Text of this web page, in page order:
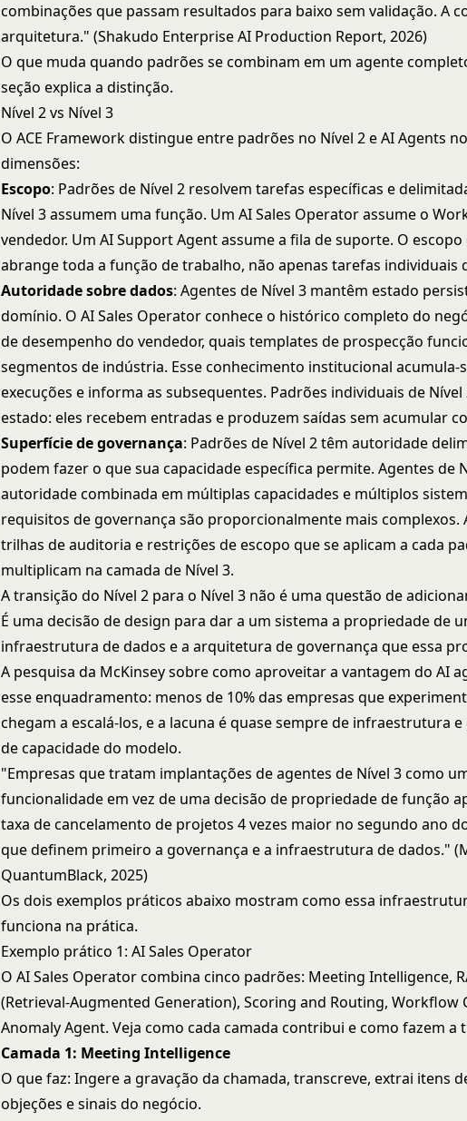
combinações que passam resultados para baixo sem validação. A
arquitetura." (Shakudo Enterprise AI Production Report, 2026)
O que muda quando padrões se combinam em um agente
seção explica a distinção.
Nível 2 vs Nível 3
O ACE Framework distingue entre padrões no Nível 2 e AI Agents
dimensões:
Escopo: Padrões de Nível 2 resolvem tarefas específicas e
Nível 3 assumem uma função. Um AI Sales Operator assume o
vendedor. Um AI Support Agent assume a fila de suporte. O
abrange toda a função de trabalho, não apenas tarefas individuais
Autoridade sobre dados: Agentes de Nível 3 mantêm estado
domínio. O AI Sales Operator conhece o histórico completo do
de desempenho do vendedor, quais templates de prospecção
segmentos de indústria. Esse conhecimento institucional acumula-
execuções e informa as subsequentes. Padrões individuais de Nível
estado: eles recebem entradas e produzem saídas sem acumular
Superfície de governança: Padrões de Nível 2 têm autoridade
podem fazer o que sua capacidade específica permite. Agentes de
autoridade combinada em múltiplas capacidades e múltiplos
requisitos de governança são proporcionalmente mais complexos.
trilhas de auditoria e restrições de escopo que se aplicam a cada
multiplicam na camada de Nível 3.
A transição do Nível 2 para o Nível 3 não é uma questão de
É uma decisão de design para dar a um sistema a propriedade de
infraestrutura de dados e aarquitetura de governança que essa
A pesquisa da McKinsey sobrecomo aproveitar a vantagem do AI
esse enquadramento: menos de 10% das empresas que
chegam a escalá-los, e a lacuna é quase sempre de infraestrutura
de capacidade do modelo.
"Empresas que tratam implantações de agentes de Nível 3 como
funcionalidade em vez de uma decisão de propriedade de função
taxa de cancelamento de projetos 4 vezes maior no segundo ano
que definem primeiro a governança e a infraestrutura de dados."
QuantumBlack, 2025)
Os dois exemplos práticos abaixo mostram como essa
funciona na prática.
Exemplo prático 1: AI Sales Operator
O AI Sales Operator combina cinco padrões: Meeting Intelligence,
(Retrieval-Augmented Generation), Scoring and Routing, Workflow
Anomaly Agent. Veja como cada camada contribui e como fazem a
Camada 1: Meeting Intelligence
O que faz: Ingere a gravação da chamada, transcreve, extrai itens
objeções e sinais do negócio.